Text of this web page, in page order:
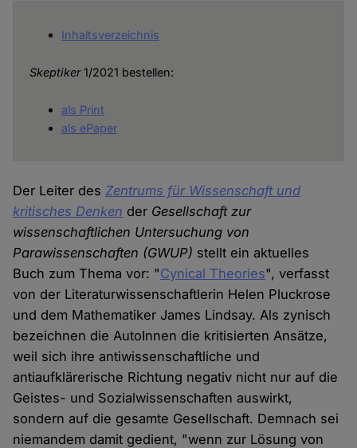
Inhaltsverzeichnis
Skeptiker1/2021 bestellen:
als Print
als ePaper
Der Leiter des Zentrums für Wissenschaft und
kritisches Denken der Gesellschaft zur
wissenschaftlichen Untersuchung von
Parawissenschaften (GWUP) stellt ein aktuelles
Buch zum Thema vor: "Cynical Theories", verfasst
von der Literaturwissenschaftlerin Helen Pluckrose
und dem Mathematiker James Lindsay. Als zynisch
bezeichnen die AutoInnen die kritisierten Ansätze,
weil sich ihre antiwissenschaftliche und
antiaufklärerische Richtung negativ nicht nur auf die
Geistes- und Sozialwissenschaften auswirkt,
sondern auf die gesamte Gesellschaft. Demnach sei
niemandem damit gedient, "wenn zur Lösung von